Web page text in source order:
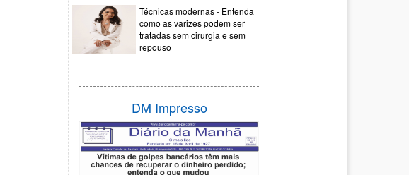
Técnicas modernas - Entenda
como as varizes podem ser
tratadas sem cirurgia e sem
repouso
DM Impresso